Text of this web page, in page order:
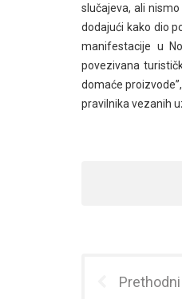
slučajeva, ali
dodajući kako dio
manifestacije u
povezivana
domaće
pravilnika vezanih